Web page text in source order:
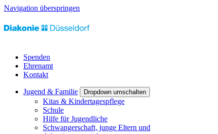
Navigation überspringen
Spenden
Ehrenamt
Kontakt
Jugend & Familie Dropdown umschalten
Kitas & Kindertagespflege
Schule
Hilfe für Jugendliche
Schwangerschaft, junge Eltern und